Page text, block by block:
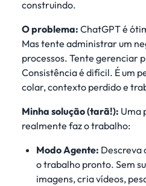
construindo.
O problema: ChatGPT é
Mas tente administrar um
processos. Tente gerenciar
Consistência é difícil. É um
colar, contexto perdido e
Minha solução (tarã!): Uma
realmente faz o trabalho:
Modo Agente: Descreva
o trabalho pronto. Sem
imagens, cria vídeos,